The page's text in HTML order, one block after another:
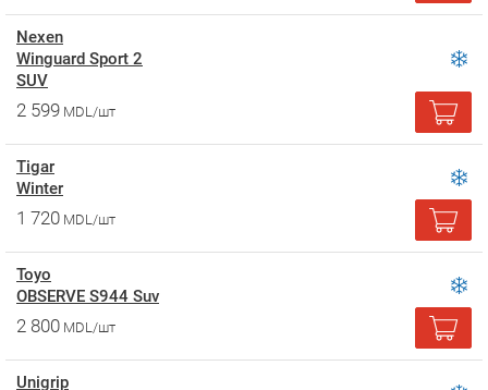
Nexen
Winguard Sport 2
SUV
2 599 MDL/шт
Tigar
Winter
1 720 MDL/шт
Toyo
OBSERVE S944 Suv
2 800 MDL/шт
Unigrip